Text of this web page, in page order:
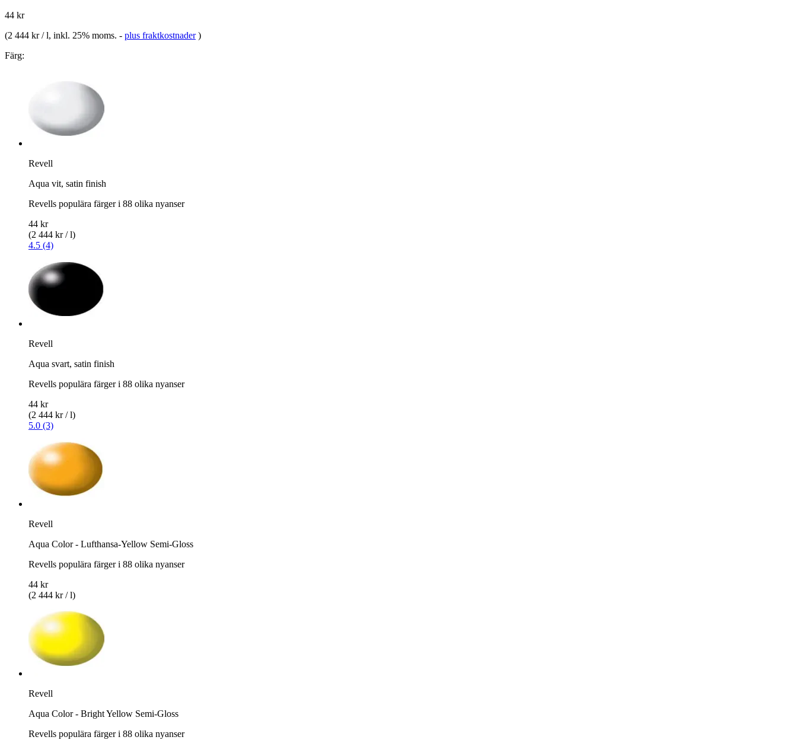
44 kr
(2 444 kr / l, inkl. 25% moms. - plus fraktkostnader )
Färg:
Revell
Aqua vit, satin finish
Revells populära färger i 88 olika nyanser
44 kr
(2 444 kr / l)
4.5 (4)
Revell
Aqua svart, satin finish
Revells populära färger i 88 olika nyanser
44 kr
(2 444 kr / l)
5.0 (3)
Revell
Aqua Color - Lufthansa-Yellow Semi-Gloss
Revells populära färger i 88 olika nyanser
44 kr
(2 444 kr / l)
Revell
Aqua Color - Bright Yellow Semi-Gloss
Revells populära färger i 88 olika nyanser